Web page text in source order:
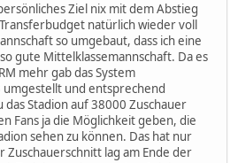
Ziel nix mit dem Abstieg
natürlich wieder voll
so umgebaut, dass ich eine
gute Mittelklassemannschaft. Da es
mehr gab das System
und entsprechend
das Stadion auf 38000 Zuschauer
Fans ja die Möglichkeit geben, die
sehen zu können. Das hat nur
lag am Ende der